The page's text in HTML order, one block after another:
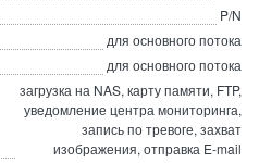
P/N
для основного потока
для основного потока
загрузка на NAS, карту памяти, FTP,
уведомление центра мониторинга,
запись по тревоге, захват
изображения, отправка E-mail